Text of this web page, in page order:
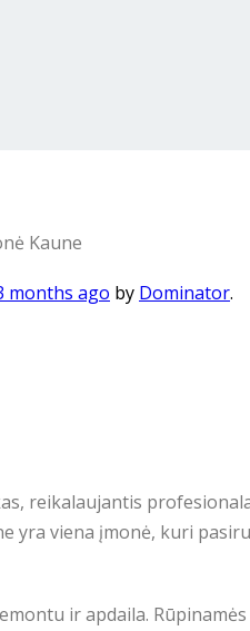
Kaune
months ago by Dominator.
reikalaujantis
yra viena įmonė, kuri
ir apdaila.